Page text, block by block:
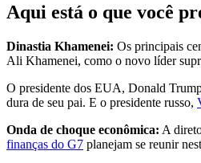
Aqui está o que você
Dinastia Khamenei: Os principais
Ali Khamenei, como o novo líder
O presidente dos EUA, Donald
dura de seu pai. E o presidente russo,
Onda de choque econômica: A
finanças do G7 planejam se reunir